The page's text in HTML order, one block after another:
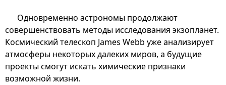
Одновременно астрономы продолжают
совершенствовать методы исследования экзопланет.
Космический телескоп James Webb уже анализирует
атмосферы некоторых далеких миров, а будущие
проекты смогут искать химические признаки
возможной жизни.